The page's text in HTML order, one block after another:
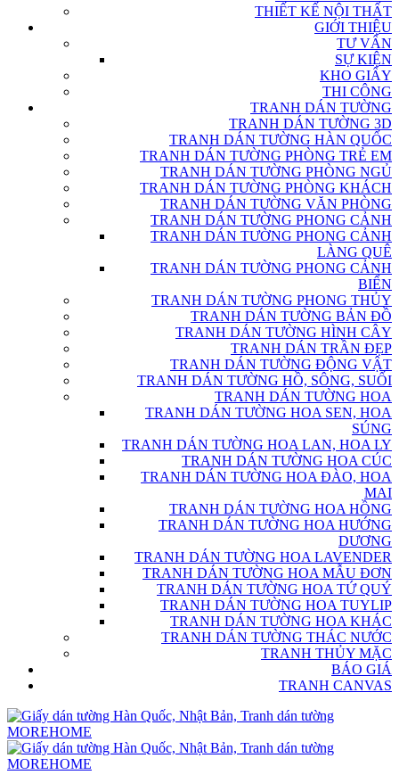
THIẾT KẾ NỘI THẤT
GIỚI THIỆU
TƯ VẤN
SỰ KIỆN
KHO GIẤY
THI CÔNG
TRANH DÁN TƯỜNG
TRANH DÁN TƯỜNG 3D
TRANH DÁN TƯỜNG HÀN QUỐC
TRANH DÁN TƯỜNG PHÒNG TRẺ EM
TRANH DÁN TƯỜNG PHÒNG NGỦ
TRANH DÁN TƯỜNG PHÒNG KHÁCH
TRANH DÁN TƯỜNG VĂN PHÒNG
TRANH DÁN TƯỜNG PHONG CẢNH
TRANH DÁN TƯỜNG PHONG CẢNH
LÀNG QUÊ
TRANH DÁN TƯỜNG PHONG CẢNH
BIỂN
TRANH DÁN TƯỜNG PHONG THỦY
TRANH DÁN TƯỜNG BẢN ĐỒ
TRANH DÁN TƯỜNG HÌNH CÂY
TRANH DÁN TRẦN ĐẸP
TRANH DÁN TƯỜNG ĐỘNG VẬT
TRANH DÁN TƯỜNG HỒ, SÔNG, SUỐI
TRANH DÁN TƯỜNG HOA
TRANH DÁN TƯỜNG HOA SEN, HOA
SÚNG
TRANH DÁN TƯỜNG HOA LAN, HOA LY
TRANH DÁN TƯỜNG HOA CÚC
TRANH DÁN TƯỜNG HOA ĐÀO, HOA
MAI
TRANH DÁN TƯỜNG HOA HỒNG
TRANH DÁN TƯỜNG HOA HƯỚNG
DƯƠNG
TRANH DÁN TƯỜNG HOA LAVENDER
TRANH DÁN TƯỜNG HOA MẪU ĐƠN
TRANH DÁN TƯỜNG HOA TỨ QUÝ
TRANH DÁN TƯỜNG HOA TUYLIP
TRANH DÁN TƯỜNG HOA KHÁC
TRANH DÁN TƯỜNG THÁC NƯỚC
TRANH THỦY MẶC
BÁO GIÁ
TRANH CANVAS